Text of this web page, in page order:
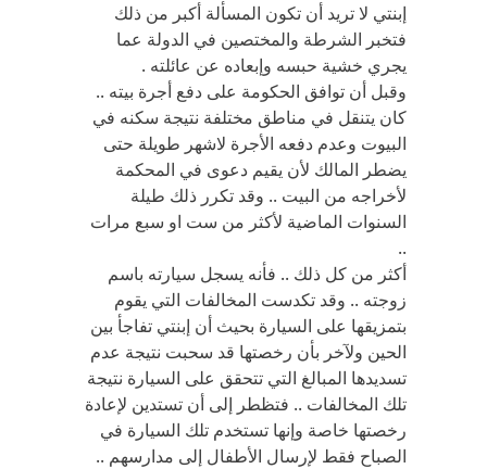
إبنتي لا تريد أن تكون المسألة أكبر من ذلك
فتخبر الشرطة والمختصين في الدولة عما
يجري خشية حبسه وإبعاده عن عائلته .
وقبل أن توافق الحكومة على دفع أجرة بيته ..
كان يتنقل في مناطق مختلفة نتيجة سكنه في
البيوت وعدم دفعه الأجرة لاشهر طويلة حتى
يضطر المالك لأن يقيم دعوى في المحكمة
لأخراجه من البيت .. وقد تكرر ذلك طيلة
السنوات الماضية لأكثر من ست او سبع مرات
..
أكثر من كل ذلك .. فأنه يسجل سيارته باسم
زوجته .. وقد تكدست المخالفات التي يقوم
بتمزيقها على السيارة بحيث أن إبنتي تفاجأ بين
الحين ولآخر بأن رخصتها قد سحبت نتيجة عدم
تسديدها المبالغ التي تتحقق على السيارة نتيجة
تلك المخالفات .. فتظطر إلى أن تستدين لإعادة
رخصتها خاصة وإنها تستخدم تلك السيارة في
الصباح فقط لإرسال الأطفال إلى مدارسهم ..